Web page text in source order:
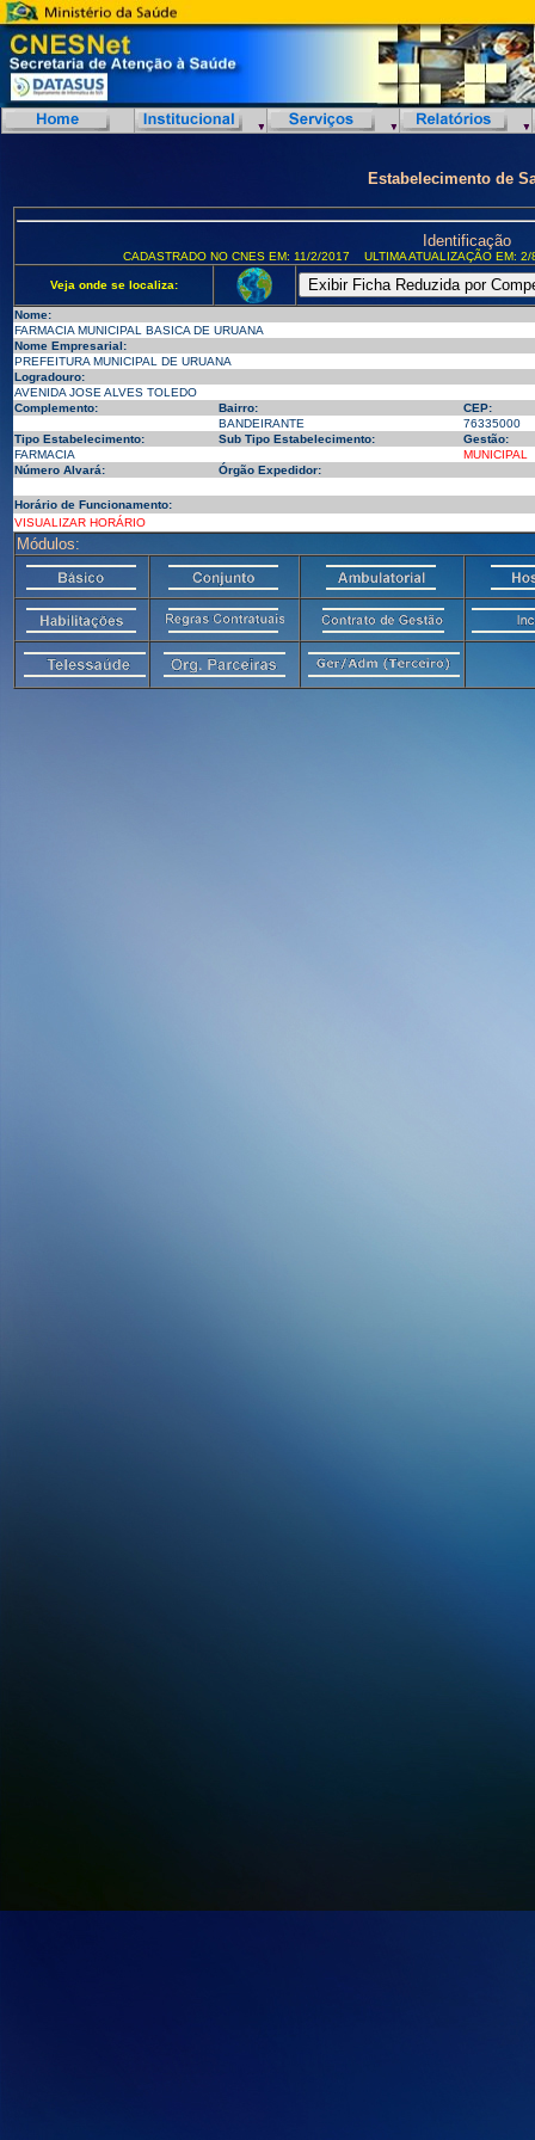
Estabelecimento de
Identificação
CADASTRADO NO CNES EM: 11/2/2017 ULTIMA ATUALIZAÇÃO EM:
Veja onde se localiza:
Nome:
FARMACIA MUNICIPAL BASICA DE URUANA
Nome Empresarial:
PREFEITURA MUNICIPAL DE URUANA
Logradouro:
AVENIDA JOSE ALVES TOLEDO
Complemento:
Bairro:
CEP:
BANDEIRANTE
76335000
Tipo Estabelecimento:
Sub Tipo Estabelecimento:
Gestão:
FARMACIA
MUNICIPAL
Número Alvará:
Órgão Expedidor:
Horário de Funcionamento:
VISUALIZAR HORÁRIO
Módulos: